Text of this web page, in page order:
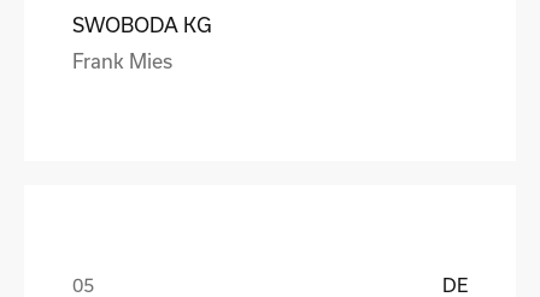
SWOBODA KG
Frank Mies
DE